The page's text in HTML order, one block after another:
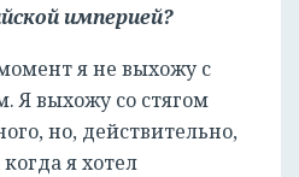
империей?
я не выхожу с
Я выхожу со стягом
но, действительно,
я хотел